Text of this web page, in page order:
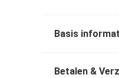
Basis
Betalen &